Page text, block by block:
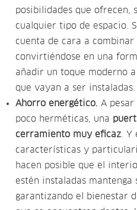
posibilidades que ofrecen,
cualquier tipo de espacio.
cuenta de cara a combinar
convirtiéndose en una
añadir un toque moderno
que vayan a ser instaladas.
Ahorro energético.A pesar
poco herméticas, una
cerramiento muy eficaz. Y
características y
hacen posible que el
estén instaladas mantenga
garantizando el bienestar